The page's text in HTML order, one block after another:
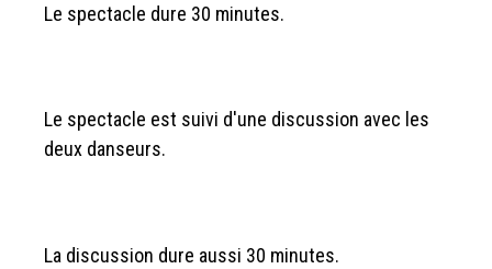
Le spectacle dure 30 minutes.
Le spectacle est suivi d'une discussion avec les
deux danseurs.
La discussion dure aussi 30 minutes.